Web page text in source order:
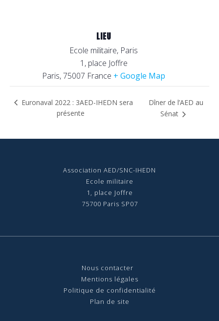
LIEU
Ecole militaire, Paris
1, place Joffre
Paris,75007 France + Google Map
Euronaval 2022 : 3AED-IHEDN sera
présente
Dîner de l’AED au
Sénat
Association AED/SNC-IHEDN
Ecole militaire
1, place Joffre
75700 Paris SP07
Nous contacter
Mentions légales
Politique de confidentialité
Plan de site